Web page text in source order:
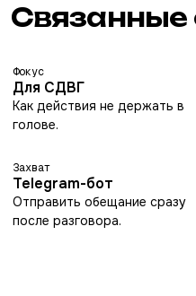
Связанные
Фокус
Для СДВГ
Как действия не держать в
голове.
Захват
Telegram-бот
Отправить обещание сразу
после разговора.